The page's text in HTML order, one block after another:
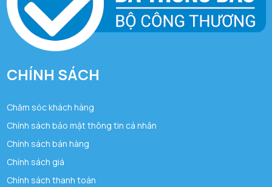
CHÍNH SÁCH
Chăm sóc khách hàng
Chính sách bảo mật thông tin cá nhân
Chính sách bán hàng
Chính sách giá
Chính sách thanh toán